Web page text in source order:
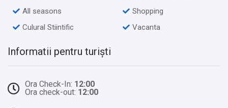
All seasons
Culural Stiintific
Shopping
Vacanta
Informatii pentru turiști
Ora Check-In: 12:00
Ora check-out: 12:00